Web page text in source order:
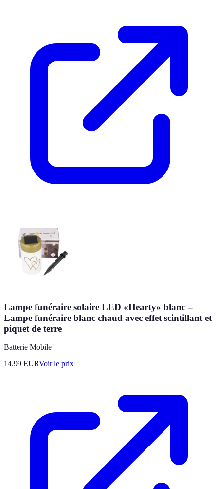
Lampe funéraire solaire LED «Hearty» blanc –
Lampe funéraire blanc chaud avec effet scintillant et
piquet de terre
Batterie Mobile
14.99 EURVoir le prix